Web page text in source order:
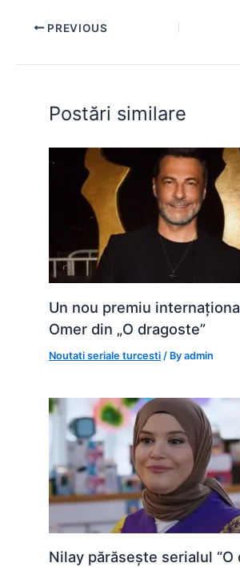
e
o
o
k
s
p
p
n
g
er
e
PREVIOUS
Postări similare
Un nou premiu
Omer din „O dragoste”
Noutati seriale turcesti / Byadmin
Nilay părăsește serialul “O